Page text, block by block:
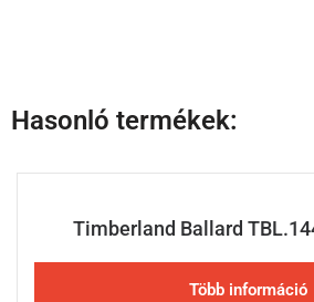
Hasonló termékek:
Timberland Ballard
Több információ